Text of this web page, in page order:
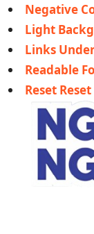
Negative
Light
Links
Readable
Reset Reset